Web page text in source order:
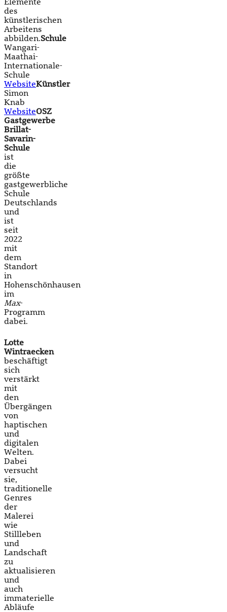
Elemente
des
künstlerischen
Arbeitens
abbilden.Schule
Wangari-
Maathai-
Internationale-
Schule
WebsiteKünstler
Simon
Knab
WebsiteOSZ
Gastgewerbe
Brillat-
Savarin-
Schule
ist
die
größte
gastgewerbliche
Schule
Deutschlands
und
ist
seit
2022
mit
dem
Standort
in
Hohenschönhausen
im
Max-
Programm
dabei.
Lotte
Wintraecken
beschäftigt
sich
verstärkt
mit
den
Übergängen
von
haptischen
und
digitalen
Welten.
Dabei
versucht
sie,
traditionelle
Genres
der
Malerei
wie
Stillleben
und
Landschaft
zu
aktualisieren
und
auch
immaterielle
Abläufe